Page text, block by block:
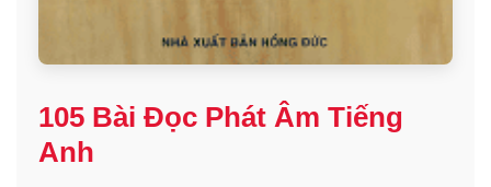
105 Bài Đọc Phát Âm Tiếng
Anh